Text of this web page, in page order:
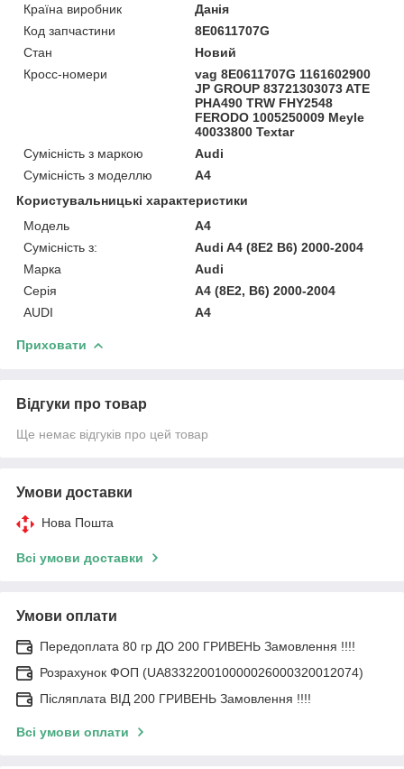
Країна виробник
Данія
Код запчастини
8E0611707G
Стан
Новий
Кросс-номери
vag 8E0611707G 1161602900
JP GROUP 83721303073 ATE
PHA490 TRW FHY2548
FERODO 1005250009 Meyle
40033800 Textar
Сумісність з маркою
Audi
Сумісність з моделлю
A4
Користувальницькі характеристики
Модель
A4
Сумісність з:
Audi A4 (8E2 B6) 2000-2004
Марка
Audi
Серія
A4 (8E2, B6) 2000-2004
AUDI
A4
Приховати
Відгуки про товар
Ще немає відгуків про цей товар
Умови доставки
Нова Пошта
Всі умови доставки
Умови оплати
Передоплата 80 гр ДО 200 ГРИВЕНЬ Замовлення !!!!
Розрахунок ФОП (UA833220010000026000320012074)
Післяплата ВІД 200 ГРИВЕНЬ Замовлення !!!!
Всі умови оплати